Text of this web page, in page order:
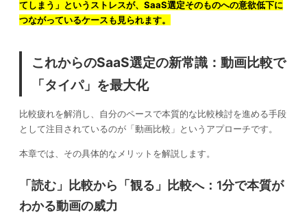
てしまう」というストレスが、SaaS選定そのものへの意欲低下に
つながっているケースも見られます。
これからのSaaS選定の新常識：動画比較で
「タイパ」を最大化
比較疲れを解消し、自分のペースで本質的な比較検討を進める手段
として注目されているのが「動画比較」というアプローチです。
本章では、その具体的なメリットを解説します。
「読む」比較から「観る」比較へ：1分で本質が
わかる動画の威力